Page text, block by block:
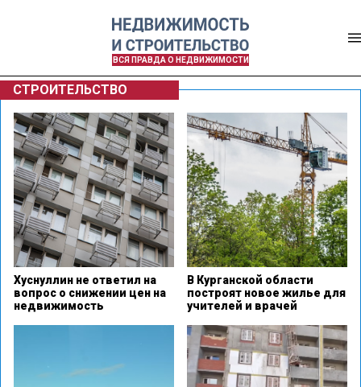
ВСЯ ПРАВДА О НЕДВИЖИМОСТИ
СТРОИТЕЛЬСТВО
Хуснуллин не ответил на
вопрос о снижении цен на
недвижимость
В Курганской области
построят новое жилье для
учителей и врачей